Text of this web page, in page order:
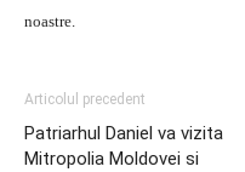
noastre.
Articolul precedent
Patriarhul Daniel va vizita
Mitropolia Moldovei si